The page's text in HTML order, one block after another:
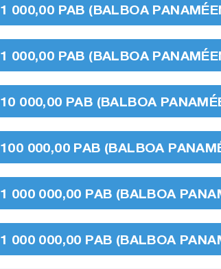
1 000,00 PAB (BALBOA
1 000,00 PAB (BALBOA
10 000,00 PAB (BALBOA
100 000,00 PAB (BALBOA
1 000 000,00 PAB (BALBOA
1 000 000,00 PAB (BALBOA